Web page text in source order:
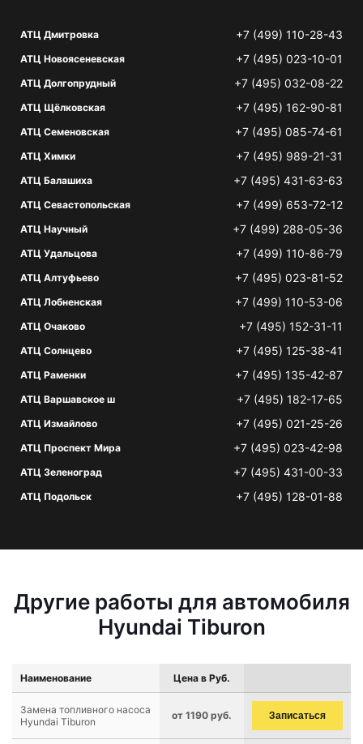
АТЦ Дмитровка +7 (499) 110-28-43
АТЦ Новоясеневская +7 (495) 023-10-01
АТЦ Долгопрудный +7 (495) 032-08-22
АТЦ Щёлковская +7 (495) 162-90-81
АТЦ Семеновская +7 (495) 085-74-61
АТЦ Химки +7 (495) 989-21-31
АТЦ Балашиха +7 (495) 431-63-63
АТЦ Севастопольская +7 (499) 653-72-12
АТЦ Научный +7 (499) 288-05-36
АТЦ Удальцова +7 (499) 110-86-79
АТЦ Алтуфьево +7 (495) 023-81-52
АТЦ Лобненская +7 (499) 110-53-06
АТЦ Очаково +7 (495) 152-31-11
АТЦ Солнцево +7 (495) 125-38-41
АТЦ Раменки +7 (495) 135-42-87
АТЦ Варшавское ш +7 (495) 182-17-65
АТЦ Измайлово +7 (495) 021-25-26
АТЦ Проспект Мира +7 (495) 023-42-98
АТЦ Зеленоград +7 (495) 431-00-33
АТЦ Подольск +7 (495) 128-01-88
Другие работы для автомобиля
Hyundai Tiburon
Наименование Цена в Руб.
Замена топливного насоса
Hyundai Tiburon
от 1190 руб. Записаться